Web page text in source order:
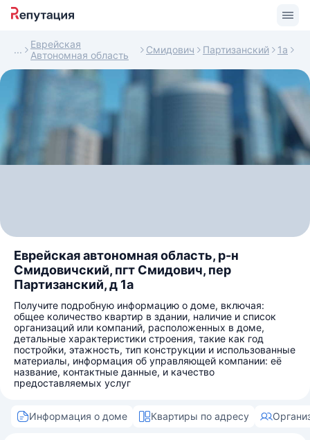
Еврейская
Автономная область
Смидович Партизанский 1а
Еврейская автономная область, р-н
Смидовичский, пгт Смидович, пер
Партизанский, д 1а
Получите подробную информацию о доме, включая:
общее количество квартир в здании, наличие и список
организаций или компаний, расположенных в доме,
детальные характеристики строения, такие как год
постройки, этажность, тип конструкции и использованные
материалы, информация об управляющей компании: её
название, контактные данные, и качество
предоставляемых услуг
Информация о доме Квартиры по адресу